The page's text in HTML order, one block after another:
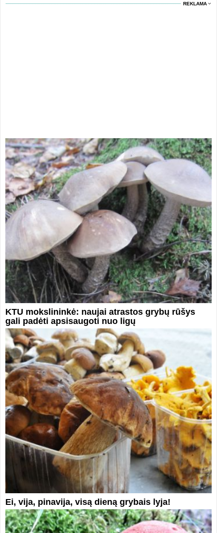
REKLAMA
KTU mokslininkė: naujai atrastos grybų rūšys
gali padėti apsisaugoti nuo ligų
Ei, vija, pinavija, visą dieną grybais lyja!